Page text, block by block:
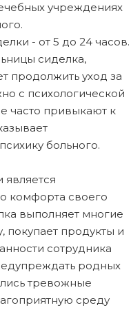
учреждениях
- от 5 до 24 часов.
сиделка,
продолжить уход за
с психологической
часто привыкают к
больного.
комфорта своего
выполняет многие
покупает продукты и
сотрудника
родных
тревожные
среду